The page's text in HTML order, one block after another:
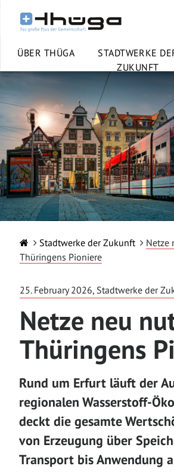
ÜBER THÜGA
STADTWERKE
ZUKUNFT
Stadtwerke der Zukunft
Netze
Thüringens Pioniere
25. February 2026, Stadtwerke der
Netze neu
Thüringens
Rund um Erfurt läuft der
regionalen Wasserstoff-
deckt die gesamte
von Erzeugung über
Transport bis Anwendung